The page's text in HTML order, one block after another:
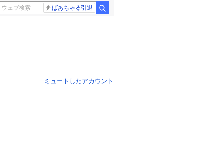
ばあちゃる引退
ミュートしたアカウント